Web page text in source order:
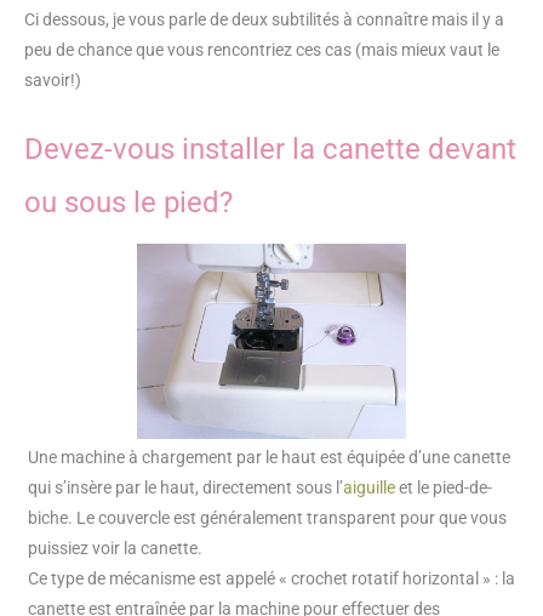
Ci dessous, je vous parle de deux subtilités à connaître mais il y a
peu de chance que vous rencontriez ces cas (mais mieux vaut le
savoir!)
Devez-vous installer la canette devant
ou sous le pied?
Une machine à chargement par le haut est équipée d’une canette
qui s’insère par le haut, directement sous l’aiguilleet le pied-de-
biche. Le couvercle est généralement transparent pour que vous
puissiez voir la canette.
Ce type de mécanisme est appelé « crochet rotatif horizontal » : la
canette est entraînée par la machine pour effectuer des